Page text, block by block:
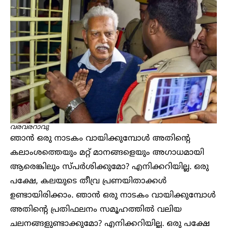
വരവരറാവു
ഞാൻ ഒരു നാടകം വായിക്കുമ്പോൾ അതിന്റെ
കലാംശത്തെയും മറ്റ് മാനങ്ങളെയും അഗാധമായി
ആരെങ്കിലും സ്പർശിക്കുമോ? എനിക്കറിയില്ല. ഒരു
പക്ഷേ, കലയുടെ തീവ്ര പ്രണയിതാക്കൾ
ഉണ്ടായിരിക്കാം. ഞാൻ ഒരു നാടകം വായിക്കുമ്പോൾ
അതിന്റെ പ്രതിഫലനം സമൂഹത്തിൽ വലിയ
ചലനങ്ങളുണ്ടാക്കുമോ? എനിക്കറിയില്ല. ഒരു പക്ഷേ